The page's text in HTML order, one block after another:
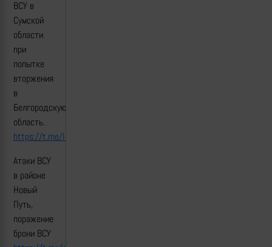
ВСУ в
Сумской
области
при
попытке
вторжения
в
Белгородскую
область.
https://t.me/lost_armour/5189
Атаки ВСУ
в районе
Новый
Путь,
поражение
брони ВСУ